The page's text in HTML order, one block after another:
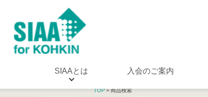
SIAAとは 入会のご案内
TOP> 商品検索